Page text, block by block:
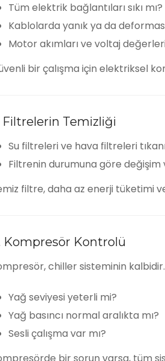
Tüm elektrik bağlantıları sıkı mı?
Kablolarda yanık ya da
Motor akımları ve voltaj
bir çalışma için elektriksel
Filtrelerin Temizliği
Su filtreleri ve hava filtreleri
Filtrenin durumuna göre değişim
filtre, daha az enerji tüketimi
Kompresör Kontrolü
chiller sisteminin
Yağ seviyesi yeterli mi?
Yağ basıncı normal aralıkta mı?
Sesli çalışma var mı?